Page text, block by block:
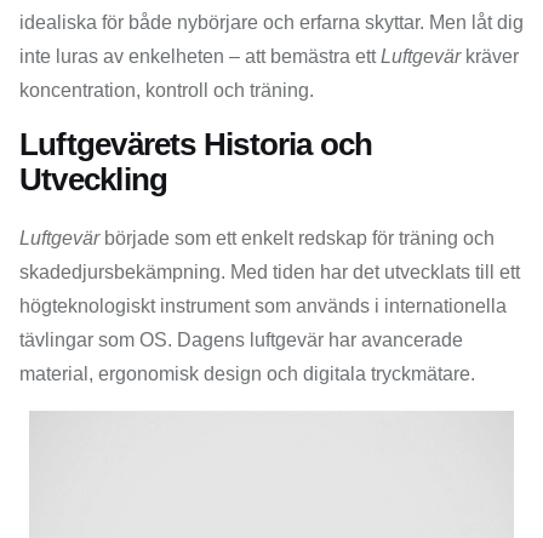
idealiska för både nybörjare och erfarna skyttar. Men låt dig
inte luras av enkelheten – att bemästra ettLuftgevärkräver
koncentration, kontroll och träning.
Luftgevärets Historia och
Utveckling
Luftgevärbörjade som ett enkelt redskap för träning och
skadedjursbekämpning. Med tiden har det utvecklats till ett
högteknologiskt instrument som används i internationella
tävlingar som OS. Dagens luftgevär har avancerade
material, ergonomisk design och digitala tryckmätare.